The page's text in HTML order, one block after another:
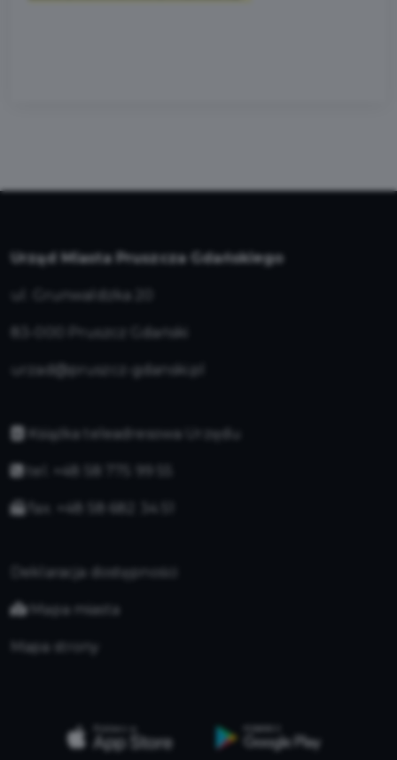
Urząd Miasta Pruszcza Gdańskiego
ul. Grunwaldzka 20
83-000 Pruszcz Gdański
urzad@pruszcz-gdanski.pl
Książka teleadresowa Urzędu
tel. +48 58 775 99 55
fax. +48 58 682 34 51
Deklaracja dostępności
Mapa miasta
Mapa strony